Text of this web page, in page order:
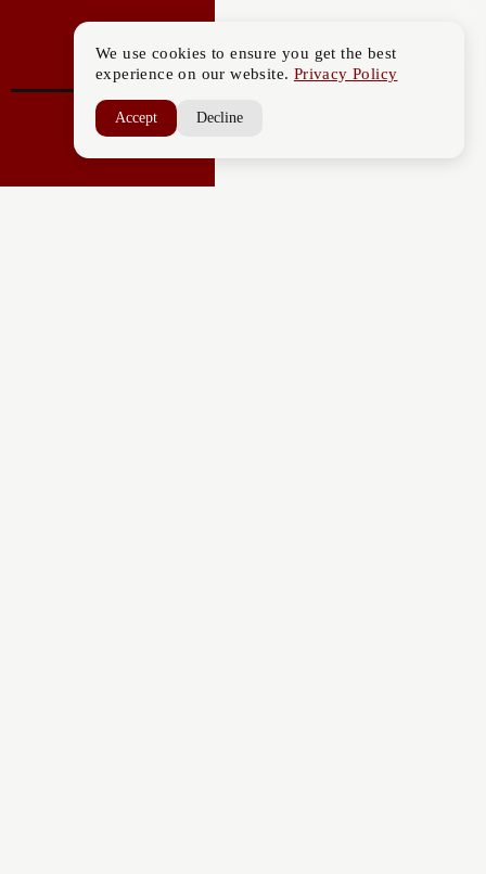
We use cookies to ensure you get the best
experience on our website. Privacy Policy
Accept Decline